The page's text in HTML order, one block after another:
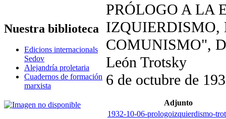
Nuestra biblioteca
Edicions internacionals
Sedov
Alejandría proletaria
Cuadernos de formación
marxista
PRÓLOGO A LA
COMUNISMO",
León Trotsky
6 de octubre de
Adjunto
1932-10-06-prologoizquierdismo-